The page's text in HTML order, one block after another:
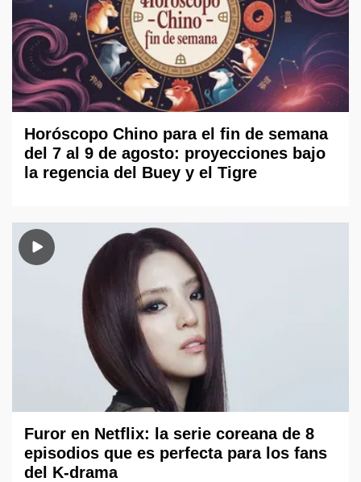
Horóscopo Chino para el fin de semana
del 7 al 9 de agosto: proyecciones bajo
la regencia del Buey y el Tigre
Furor en Netflix: la serie coreana de 8
episodios que es perfecta para los fans
del K-drama